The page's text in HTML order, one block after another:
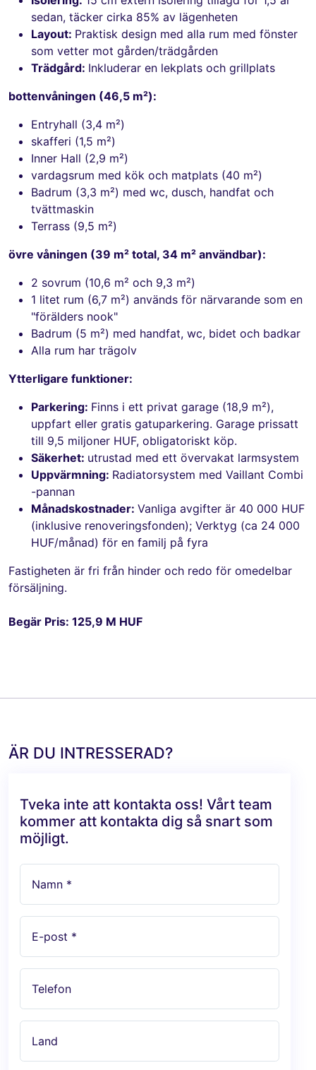
sedan, täcker cirka 85% av lägenheten
Layout: Praktisk design med alla rum med fönster
som vetter mot gården/trädgården
Trädgård: Inkluderar en lekplats och grillplats
bottenvåningen (46,5 m²):
Entryhall (3,4 m²)
skafferi (1,5 m²)
Inner Hall (2,9 m²)
vardagsrum med kök och matplats (40 m²)
Badrum (3,3 m²) med wc, dusch, handfat och
tvättmaskin
Terrass (9,5 m²)
övre våningen (39 m² total, 34 m² användbar):
2 sovrum (10,6 m² och 9,3 m²)
1 litet rum (6,7 m²) används för närvarande som en
"förälders nook"
Badrum (5 m²) med handfat, wc, bidet och badkar
Alla rum har trägolv
Ytterligare funktioner:
Parkering: Finns i ett privat garage (18,9 m²),
uppfart eller gratis gatuparkering. Garage prissatt
till 9,5 miljoner HUF, obligatoriskt köp.
Säkerhet: utrustad med ett övervakat larmsystem
Uppvärmning: Radiatorsystem med Vaillant Combi
-pannan
Månadskostnader: Vanliga avgifter är 40 000 HUF
(inklusive renoveringsfonden); Verktyg (ca 24 000
HUF/månad) för en familj på fyra
Fastigheten är fri från hinder och redo för omedelbar
försäljning.
Begär Pris: 125,9 M HUF
ÄR DU INTRESSERAD?
Tveka inte att kontakta oss! Vårt team
kommer att kontakta dig så snart som
möjligt.
Namn *
E-post *
Telefon
Land